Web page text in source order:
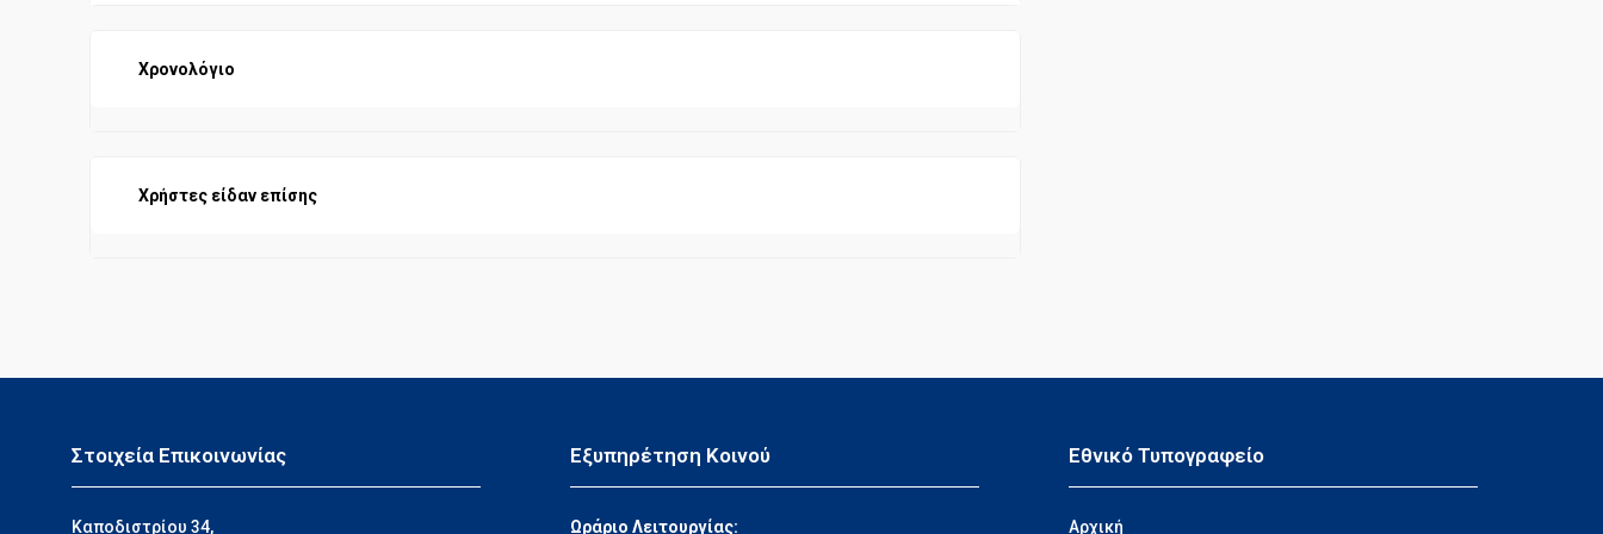
Χρονολόγιο
Χρήστες είδαν επίσης
Στοιχεία Επικοινωνίας
Καποδιστρίου 34,
Εξυπηρέτηση Κοινού
Ωράριο Λειτουργίας:
Εθνικό Τυπογραφείο
Αρχική